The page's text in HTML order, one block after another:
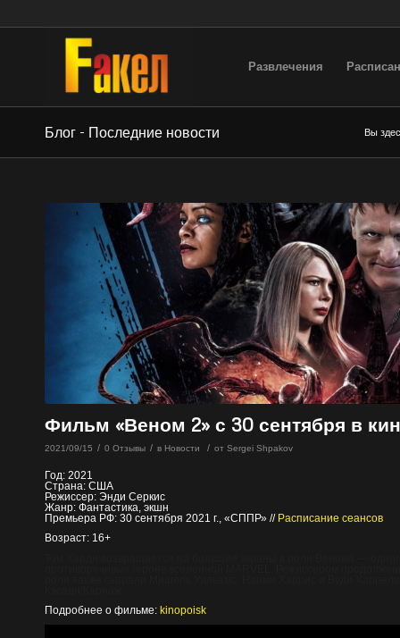
Развлечения
Блог - Последние новости Вы
Фильм «Веном 2» с 30 сентября в
2021/09/15 / 0 Отзывы / в Новости / от Sergei Shpakov
Год: 2021
Страна: США
Режиссер: Энди Серкис
Жанр: Фантастика, экшн
Премьера РФ: 30 сентября 2021 г., «СППР» // Расписание сеансов
Возраст: 16+
Подробнее о фильме: kinopoisk